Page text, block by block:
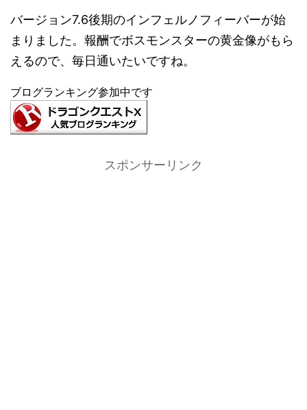
バージョン7.6後期のインフェルノフィーバーが始
まりました。報酬でボスモンスターの黄金像がもら
えるので、毎日通いたいですね。
ブログランキング参加中です
スポンサーリンク